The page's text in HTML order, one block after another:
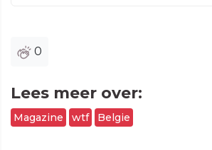
0
Lees meer over:
Magazine wtf Belgie